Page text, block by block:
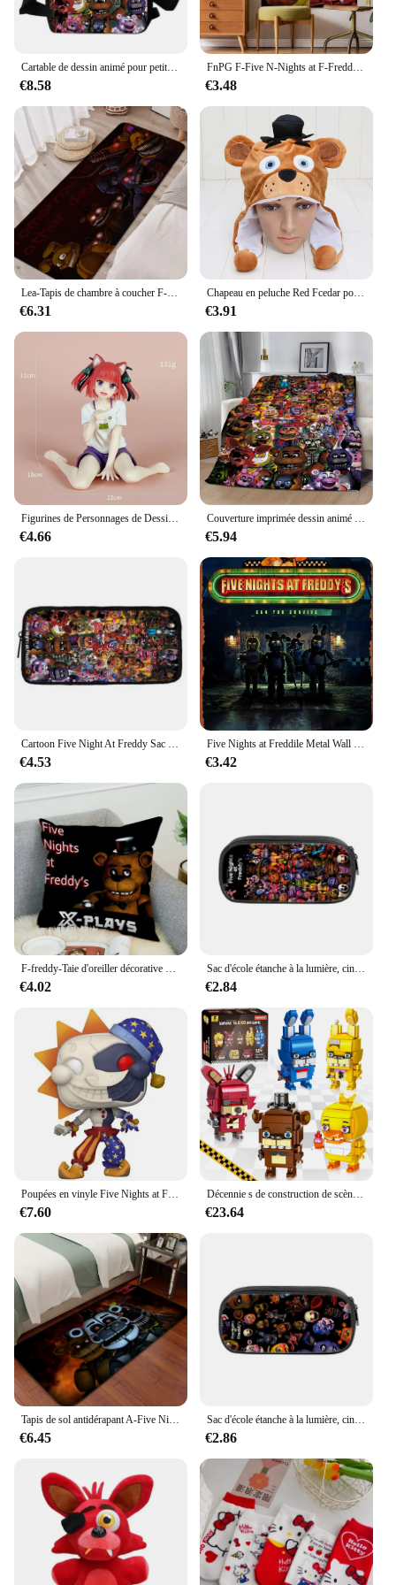
€8.58
FnPG F-Five N-Nights at F-Freddile-Tapisseries Murales Bohème, Hiphelicopter, Mandala INS, Décoration de Maison
€3.48
€6.31
Chapeau en peluche Red Fcedar pour femmes, hommes et enfants, chapeau moelleux chaud, poupées environnantes pour cadeaux, jeux de cinq nuits, hiver
€3.91
€4.66 €5.94
€4.53 €3.42
F-freddy-Taie d'oreiller décorative Five Nights, housse de coussin de canapé en peluche courte, anime, jeu, 40x40, 45x45cm
€4.02
Sac d'école étanche à la lumière, cinq nuits d'anime, sac à dos étudiant, cartable, cadeaux pour enfants, périphérique chez Freddy's
€2.84
Poupées en vinyle Five Nights at Freddy's Sun & Moon, jouets figurines
€7.60
Décennie s de construction de scène de jeu d'horreur classique, cinq nuits, brèche de sécurité, jouets pour jeu, décoration de la maison GérHome, 1388 pièces
€23.64
Tapis de sol antidérapant A-Five Nights at Freddy's Veranda, tapis de tapis roulant de cuisine, polymères de sol, porte d'entrée, Anime Lea, chambre à coucher, Bathvirus
€6.45
Sac d'école étanche à la lumière, cinq nuits d'anime, sac à dos étudiant, cartable, cadeaux pour enfants, périphérique chez Freddy's
€2.86